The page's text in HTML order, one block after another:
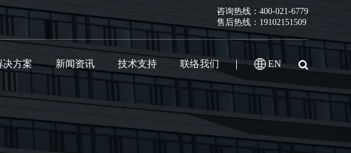
咨询热线：400-021-6779
售后热线：19102151509
静电放电发生器
车载瞬变脉冲干扰模拟器
共模瞬态抗扰度 (CMTI)测试仪
冲击耐压测试仪
电磁屏蔽室测试系统
快速方波脉冲发生器CS115
煤矿井下专用雷击浪涌发生器
雷电附着特性测试系统
决方案 新闻资讯
公司新闻
技术支持
常见问题
联络我们
联络方式
销售网点
EN